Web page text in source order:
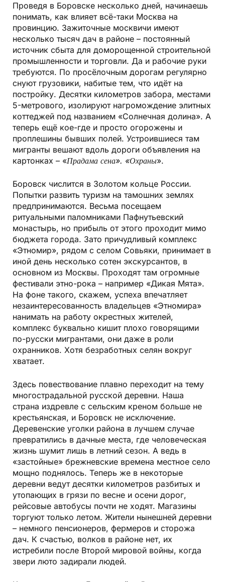
Проведя в Боровске несколько дней, начинаешь
понимать, как влияет всё-таки Москва на
провинцию. Зажиточные москвичи имеют
несколько тысяч дач в районе – постоянный
источник сбыта для доморощенной строительной
промышленности и торговли. Да и рабочие руки
требуются. По просёлочным дорогам регулярно
снуют грузовики, набитые тем, что идёт на
постройку. Десятки километров забора, местами
5-метрового, изолируют нагромождение элитных
коттеджей под названием «Солнечная долина». А
теперь ещё кое-где и просто огорожены и
проплешины бывших полей. Устроившиеся там
мигранты вешают вдоль дороги объявления на
картонках – «Прадама сена». «Охраны».
Боровск числится в Золотом кольце России.
Попытки развить туризм на тамошних землях
предпринимаются. Весьма посещаем
ритуальными паломниками Пафнутьевский
монастырь, но прибыль от этого проходит мимо
бюджета города. Зато причудливый комплекс
«Этномир», рядом с селом Совьяки, принимает в
иной день несколько сотен экскурсантов, в
основном из Москвы. Проходят там огромные
фестивали этно-рока – например «Дикая Мята».
На фоне такого, скажем, успеха впечатляет
незаинтересованность владельцев «Этномира»
нанимать на работу окрестных жителей,
комплекс буквально кишит плохо говорящими
по-русски мигрантами, они даже в роли
охранников. Хотя безработных селян вокруг
хватает.
Здесь повествование плавно переходит на тему
многострадальной русской деревни. Наша
страна издревле с сельским креном больше не
крестьянская, и Боровск не исключение.
Деревенские уголки района в лучшем случае
превратились в дачные места, где человеческая
жизнь шумит лишь в летний сезон. А ведь в
«застойные» брежневские времена местное село
мощно поднялось. Теперь же в некоторые
деревни ведут десятки километров разбитых и
утопающих в грязи по весне и осени дорог,
рейсовые автобусы почти не ходят. Магазины
торгуют только летом. Жители нынешней деревни
– немного пенсионеров, фермеров и сторожа
дач. К счастью, волков в районе нет, их
истребили после Второй мировой войны, когда
звери люто задирали людей.